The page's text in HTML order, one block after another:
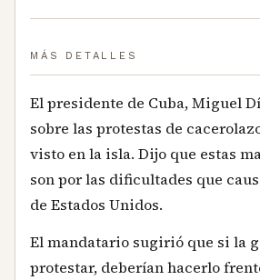
MÁS DETALLES
El presidente de Cuba, Miguel
sobre las protestas de
visto en la isla. Dijo que estas
son por las dificultades que
de Estados Unidos.
El mandatario sugirió que si la
protestar, deberían hacerlo